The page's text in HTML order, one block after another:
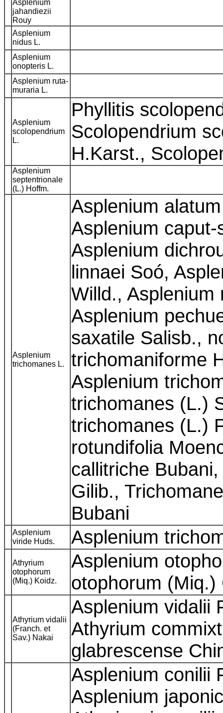
Asplenium
jahandiezii
Rouy
Asplenium
nidus L.
Asplenium
onopteris L.
Asplenium ruta-
muraria L.
Asplenium
scolopendrium
L.
Phyllitis
Scolopendrium
H.Karst.,
Asplenium
septentrionale
(L.) Hoffm.
Asplenium
trichomanes L.
Asplenium
Asplenium
Asplenium
linnaei Soó,
Willd., Asplenium
Asplenium
saxatile Salisb.,
trichomaniforme
Asplenium
trichomanes (L.)
trichomanes (L.)
rotundifolia
callitriche
Gilib.,
Bubani
Asplenium
viride Huds.
Asplenium
Athyrium
otophorum
(Miq.) Koidz.
Asplenium
otophorum
Athyrium vidalii
(Franch. et
Sav.) Nakai
Asplenium vidalii
Athyrium
glabrescense
Asplenium conilii
Asplenium